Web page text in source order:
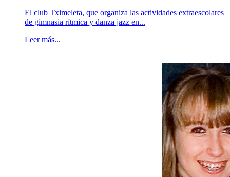
El club Tximeleta, que organiza las actividades extraescolares
de gimnasia rítmica y danza jazz en...
Leer más...